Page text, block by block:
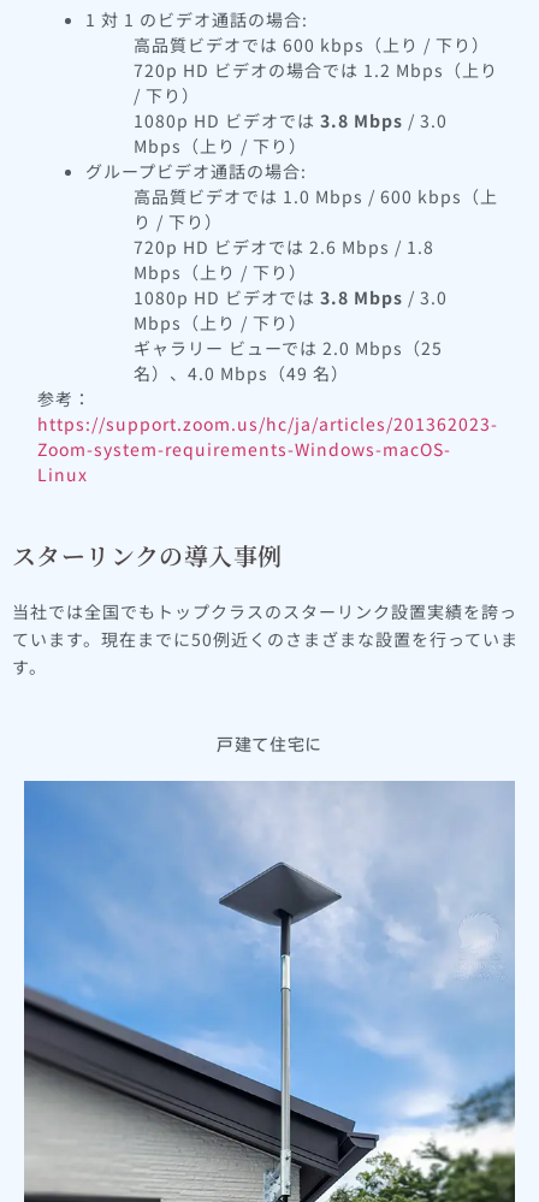
1 対 1 のビデオ通話の場合:
高品質ビデオでは 600 kbps（上り / 下り）
720p HD ビデオの場合では 1.2 Mbps（上り
/ 下り）
1080p HD ビデオでは3.8 Mbps / 3.0
Mbps（上り / 下り）
グループビデオ通話の場合:
高品質ビデオでは 1.0 Mbps / 600 kbps（上
り / 下り）
720p HD ビデオでは 2.6 Mbps / 1.8
Mbps（上り / 下り）
1080p HD ビデオでは3.8 Mbps / 3.0
Mbps（上り / 下り）
ギャラリー ビューでは 2.0 Mbps（25
名）、4.0 Mbps（49 名）
参考：
https://support.zoom.us/hc/ja/articles/201362023-
Zoom-system-requirements-Windows-macOS-
Linux
スターリンクの導入事例
当社では全国でもトップクラスのスターリンク設置実績を誇っ
ています。現在までに50例近くのさまざまな設置を行っていま
す。
戸建て住宅に